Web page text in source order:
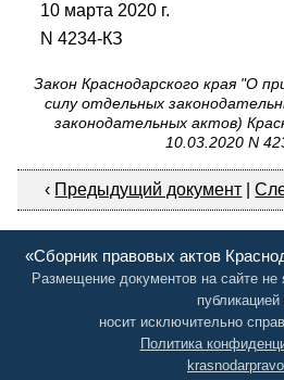
10 марта 2020 г.
N 4234-КЗ
Закон Краснодарского края "О
силу отдельных
законодательных актов)
10.03.2020 N
‹ Предыдущий документ |
«Сборник правовых актов
Размещение документов на сайте
публикацией
носит исключительно
Политика